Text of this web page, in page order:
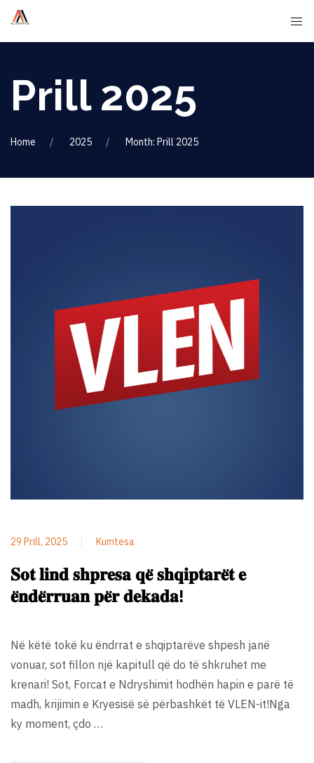
Prill 2025
Home 2025 Month: Prill 2025
29 Prill, 2025 Kumtesa
𝐒𝐨𝐭 𝐥𝐢𝐧𝐝 𝐬𝐡𝐩𝐫𝐞𝐬𝐚 𝐪𝐞̈ 𝐬𝐡𝐪𝐢𝐩𝐭𝐚𝐫𝐞̈𝐭 𝐞
𝐞̈𝐧𝐝𝐞̈𝐫𝐫𝐮𝐚𝐧 𝐩𝐞̈𝐫 𝐝𝐞𝐤𝐚𝐝𝐚!
Në këtë tokë ku ëndrrat e shqiptarëve shpesh janë
vonuar, sot fillon një kapitull që do të shkruhet me
krenari! Sot, Forcat e Ndryshimit hodhën hapin e parë të
madh, krijimin e Kryesisë së përbashkët të VLEN-it!Nga
ky moment, çdo …